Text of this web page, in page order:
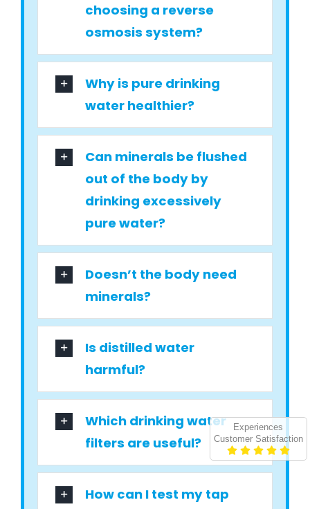
choosing a reverse
osmosis system?
Why is pure drinking
water healthier?
Can minerals be flushed
out of the body by
drinking excessively
pure water?
Doesn’t the body need
minerals?
Is distilled water
harmful?
Which drinking water
filters are useful?
How can I test my tap
Experiences
Customer Satisfaction